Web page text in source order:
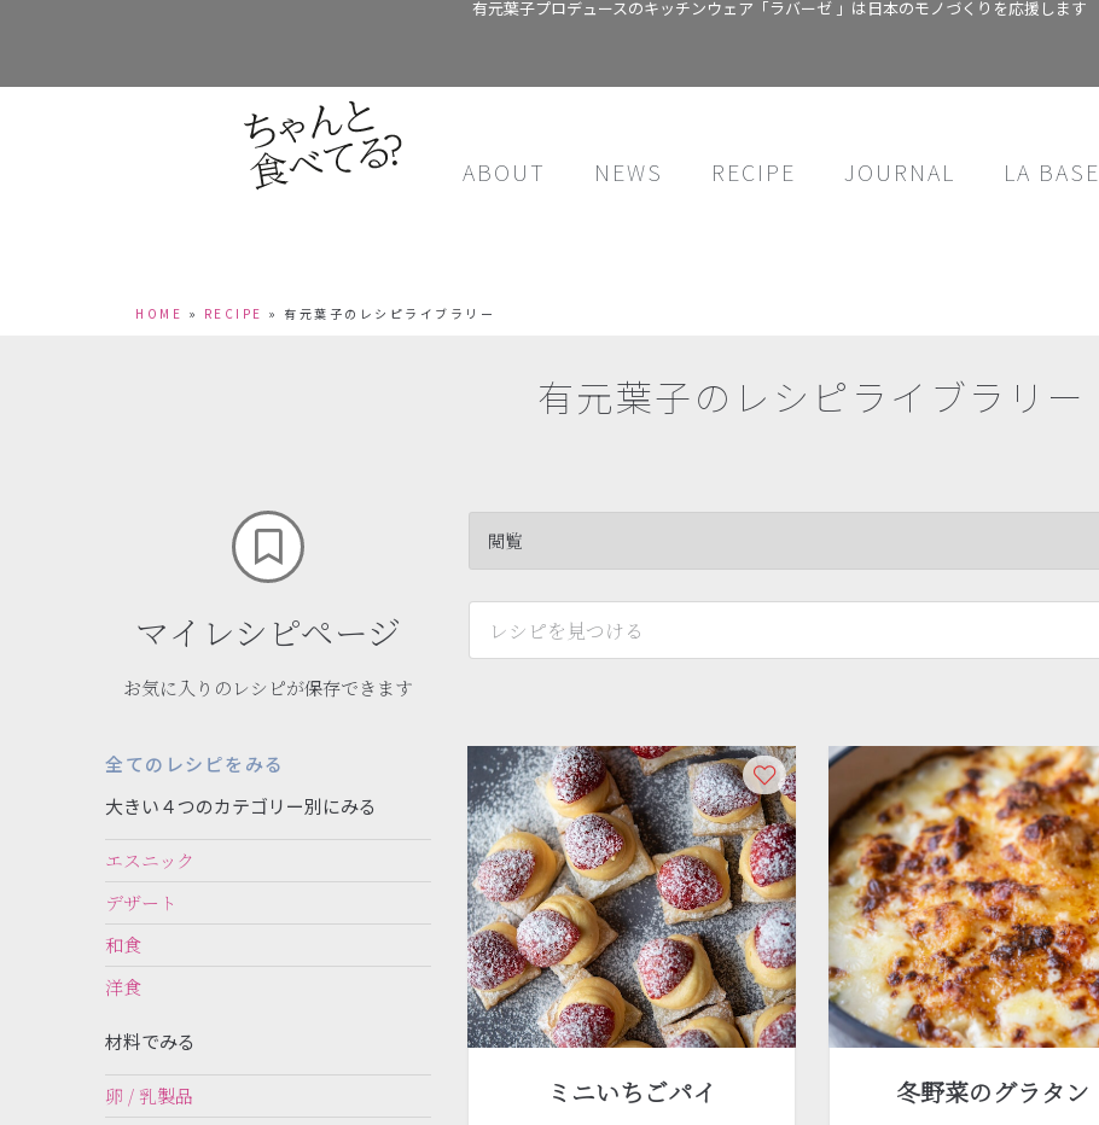
有元葉子プロデュースのキッチンウェア「ラバーゼ 」は日本のモノづくりを応援します
ABOUT NEWS RECIPE JOURNAL LA BASE
HOME » RECIPE » 有元葉子のレシピライブラリー
有元葉子のレシピライブラリー
マイレシピページ
お気に入りのレシピが保存できます
全てのレシピをみる
大きい４つのカテゴリー別にみる
エスニック
デザート
和食
洋食
材料でみる
卵 / 乳製品
閲覧
ミニいちごパイ 冬野菜のグラタン